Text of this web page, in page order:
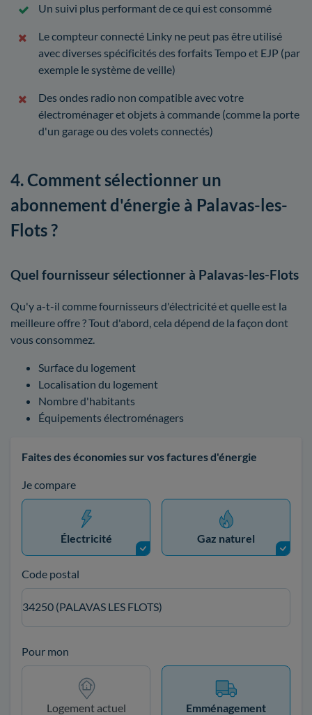
Un suivi plus performant de ce qui est consommé
Le compteur connecté Linky ne peut pas être utilisé
avec diverses spécificités des forfaits Tempo et EJP (par
exemple le système de veille)
Des ondes radio non compatible avec votre
électroménager et objets à commande (comme la porte
d'un garage ou des volets connectés)
4. Comment sélectionner un
abonnement d'énergie à Palavas-les-
Flots ?
Quel fournisseur sélectionner à Palavas-les-Flots
Qu'y a-t-il comme fournisseurs d'électricité et quelle est la
meilleure offre ? Tout d'abord, cela dépend de la façon dont
vous consommez.
Surface du logement
Localisation du logement
Nombre d'habitants
Équipements électroménagers
Faites des économies sur vos factures d'énergie
Je compare
Électricité Gaz naturel
Code postal
34250 (PALAVAS LES FLOTS)
Pour mon
Logement actuel Emménagement